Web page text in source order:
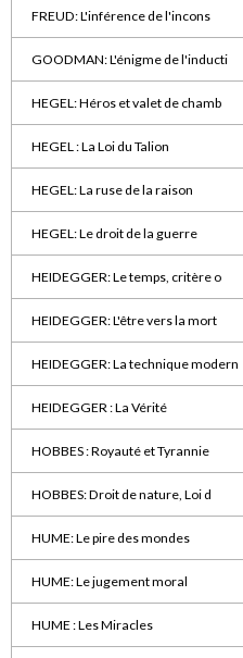
FREUD: L'inférence de l'incons
GOODMAN: L'énigme de l'inducti
HEGEL: Héros et valet de chamb
HEGEL : La Loi du Talion
HEGEL: La ruse de la raison
HEGEL: Le droit de la guerre
HEIDEGGER: Le temps, critère o
HEIDEGGER: L'être vers la mort
HEIDEGGER: La technique modern
HEIDEGGER : La Vérité
HOBBES : Royauté et Tyrannie
HOBBES: Droit de nature, Loi d
HUME: Le pire des mondes
HUME: Le jugement moral
HUME : Les Miracles